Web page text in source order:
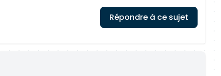
Répondre à ce sujet